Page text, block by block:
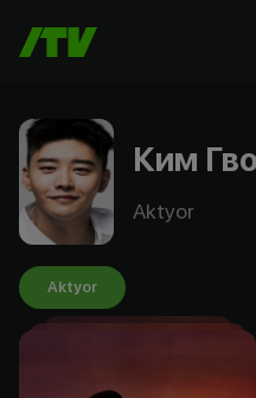
Ким
Aktyor
Aktyor